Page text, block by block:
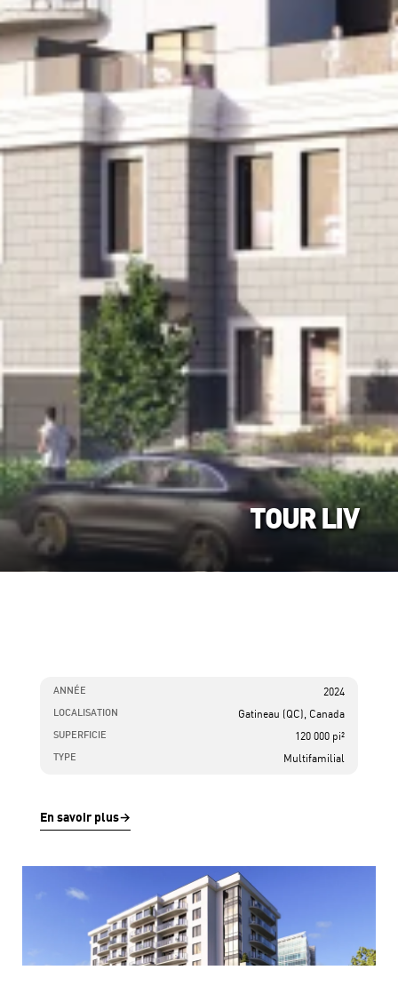
TOUR LIV
ANNÉE 2024
LOCALISATION Gatineau (QC), Canada
SUPERFICIE 120 000 pi²
TYPE Multifamilial
En savoir plus→